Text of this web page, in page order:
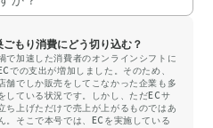
ごもり消費にどう切り込む？
で加速した消費者のオンラインシフトに
での支出が増加しました。そのため、
舗でしか販売をしてこなかった企業も多
している状況です。しかし、ただECサ
ち上げただけで売上が上がるものではあ
。そこで本号では、ECを実施している